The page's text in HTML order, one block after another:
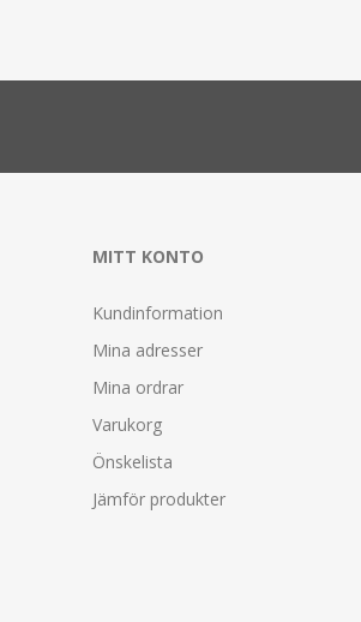
MITT KONTO
Kundinformation
Mina adresser
Mina ordrar
Varukorg
Önskelista
Jämför produkter